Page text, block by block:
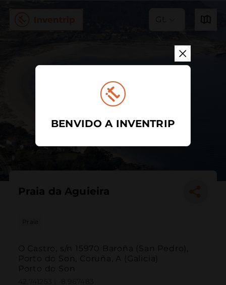
GL
Praia da Aguieira
Praia
O Castro, s/n 15970 Baroña (San Pedro),
Porto do Son, Coruña, A (Galicia)
Porto do Son
BENVIDO A INVENTRIP